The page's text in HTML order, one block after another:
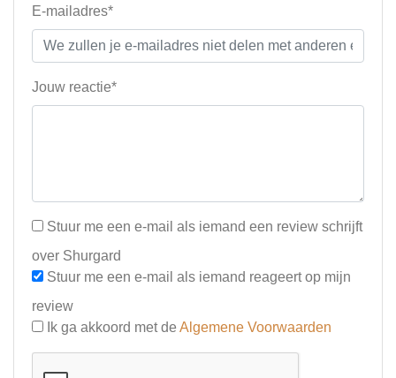
E-mailadres*
Jouw reactie*
Stuur me een e-mail als iemand een review schrijft
over Shurgard
Stuur me een e-mail als iemand reageert op mijn
review
Ik ga akkoord met de Algemene Voorwaarden